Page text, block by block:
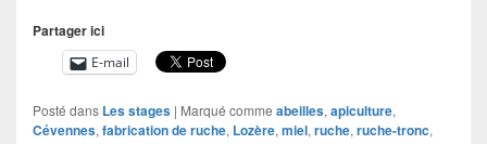
Partager ici
E-mail
Posté dans Les stages | Marqué comme abeilles, apiculture,
Cévennes, fabrication de ruche, Lozère, miel, ruche, ruche-tronc,